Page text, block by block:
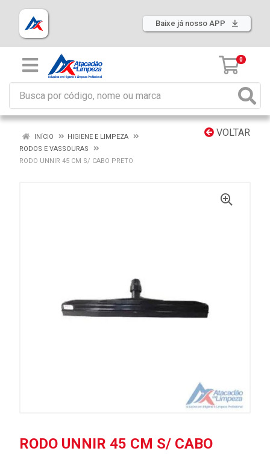
Baixe já nosso APP
0
VOLTAR
INÍCIO
HIGIENE E LIMPEZA
RODOS E VASSOURAS
RODO UNNIR 45 CM S/ CABO PRETO
RODO UNNIR 45 CM S/ CABO